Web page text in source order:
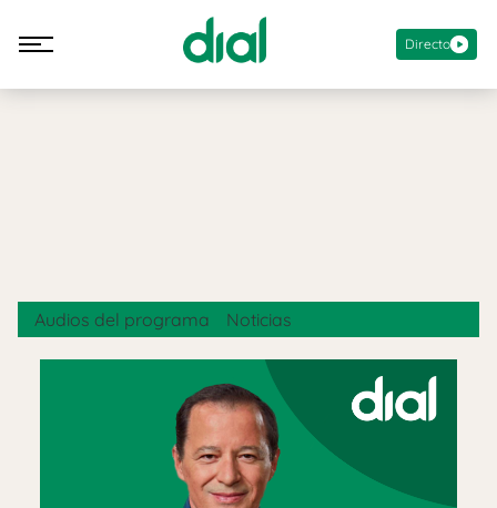
Directo
Audios del programa Noticias